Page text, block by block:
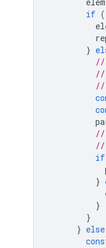
if (
}
//
//
//
//
//
if
}
}
}
} else